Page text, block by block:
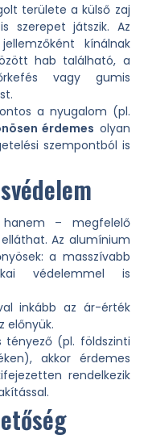
területe a külső zaj
szerepet játszik. Az
kínálnak
hab található, a
vagy gumis
a nyugalom (pl.
érdemes olyan
szempontból is
– megfelelő
Az alumínium
a masszívabb
védelemmel is
inkább az ár-érték
előnyük.
tényező (pl. földszinti
akkor érdemes
rendelkezik